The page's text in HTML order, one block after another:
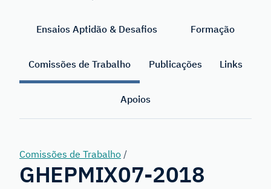
Society
for
Genetics
Ensaios Aptidão & Desafios Formação
Comissões de Trabalho Publicações Links
Apoios
Comissões de Trabalho /
GHEPMIX07-2018